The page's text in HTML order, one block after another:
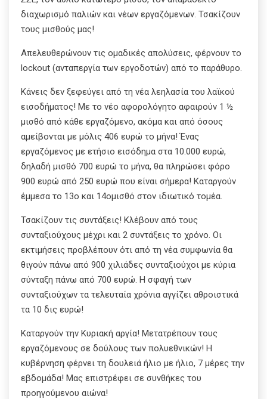
διαχωρισμό παλιών και νέων εργαζόμενων. Τσακίζουν
τους μισθούς μας!
Απελευθερώνουν τις ομαδικές απολύσεις, φέρνουν το
lockout (ανταπεργία των εργοδοτών) από το παράθυρο.
Κάνεις δεν ξεφεύγει από τη νέα λεηλασία του λαϊκού
εισοδήματος! Με το νέο αφορολόγητο αφαιρούν 1 ½
μισθό από κάθε εργαζόμενο, ακόμα και από όσους
αμείβονται με μόλις 406 ευρώ το μήνα! Ένας
εργαζόμενος με ετήσιο εισόδημα στα 10.000 ευρώ,
δηλαδή μισθό 700 ευρώ το μήνα, θα πληρώσει φόρο
900 ευρώ από 250 ευρώ που είναι σήμερα! Καταργούν
έμμεσα το 13ο και 14ομισθό στον ιδιωτικό τομέα.
Τσακίζουν τις συντάξεις! Κλέβουν από τους
συνταξιούχους μέχρι και 2 συντάξεις το χρόνο. Οι
εκτιμήσεις προβλέπουν ότι από τη νέα συμφωνία θα
θιγούν πάνω από 900 χιλιάδες συνταξιούχοι με κύρια
σύνταξη πάνω από 700 ευρώ. Η σφαγή των
συνταξιούχων τα τελευταία χρόνια αγγίζει αθροιστικά
τα 10 δις ευρώ!
Καταργούν την Κυριακή αργία! Μετατρέπουν τους
εργαζόμενους σε δούλους των πολυεθνικών! Η
κυβέρνηση φέρνει τη δουλειά ήλιο με ήλιο, 7 μέρες την
εβδομάδα! Μας επιστρέφει σε συνθήκες του
προηγούμενου αιώνα!